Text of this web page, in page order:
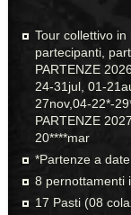
Tour collettivo
partecipanti,
PARTENZE
24-31jul, 01-
27nov,04-22*-
PARTENZE
20****mar
*Partenze a
8 pernottamenti
17 Pasti (08